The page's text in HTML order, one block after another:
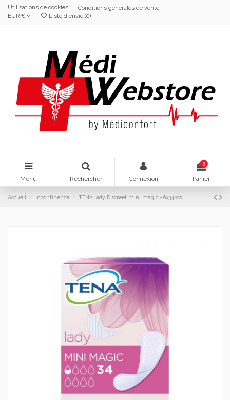
Utilisations de cookies
Conditions générales de vente
EUR €
Liste d'envie (0)
Menu Rechercher Connexion
0
Panier
Accueil Incontinence TENA lady Discreet mini magic - 6x34pcs